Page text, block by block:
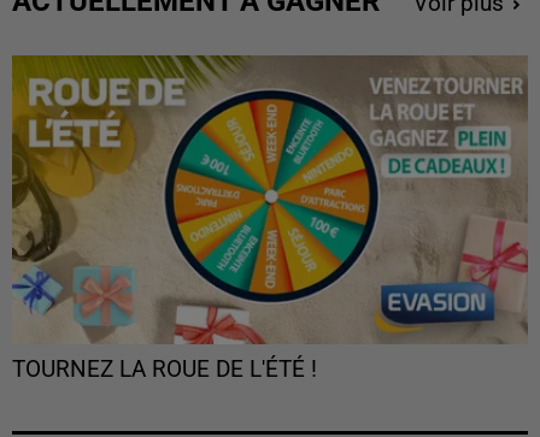
TOURNEZ LA ROUE DE L'ÉTÉ !